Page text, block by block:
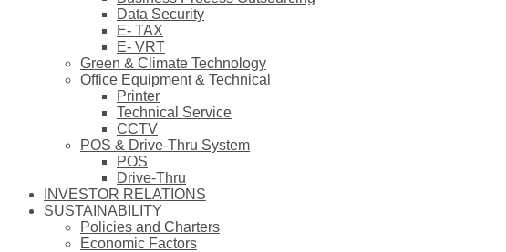
Data Security
E- TAX
E- VRT
Green & Climate Technology
Office Equipment & Technical
Printer
Technical Service
CCTV
POS & Drive-Thru System
POS
Drive-Thru
INVESTOR RELATIONS
SUSTAINABILITY
Policies and Charters
Economic Factors